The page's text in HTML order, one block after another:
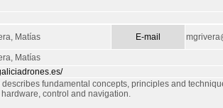
Matías E-mail
Matías
describes fundamental concepts, principles and
control and navigation.